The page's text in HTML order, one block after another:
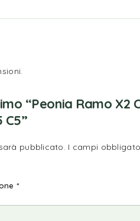
“Peonia Ramo X2
C5”
pubblicato. I campi
*